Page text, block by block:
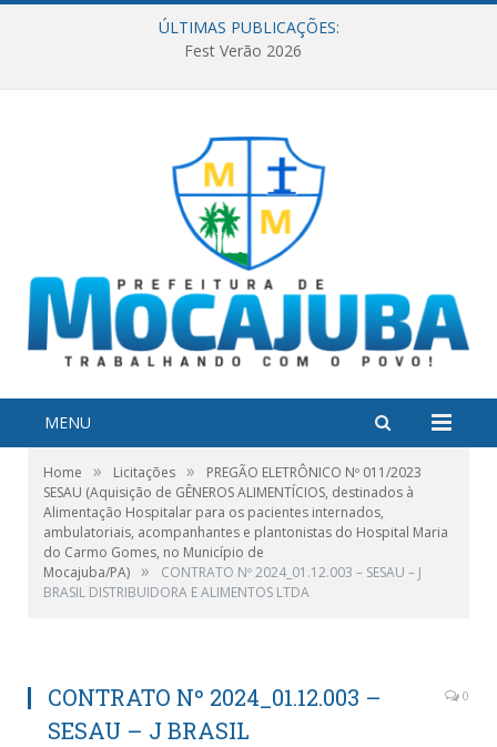
ÚLTIMAS PUBLICAÇÕES:
Fest Verão 2026
MENU
Home » Licitações »
PREGÃO ELETRÔNICO Nº 011/2023
SESAU (Aquisição de GÊNEROS ALIMENTÍCIOS, destinados à
Alimentação Hospitalar para os pacientes internados,
ambulatoriais, acompanhantes e plantonistas do Hospital Maria
do Carmo Gomes, no Município de
Mocajuba/PA) »
CONTRATO Nº 2024_01.12.003 – SESAU – J
BRASIL DISTRIBUIDORA E ALIMENTOS LTDA
CONTRATO Nº 2024_01.12.003 –
SESAU – J BRASIL
0